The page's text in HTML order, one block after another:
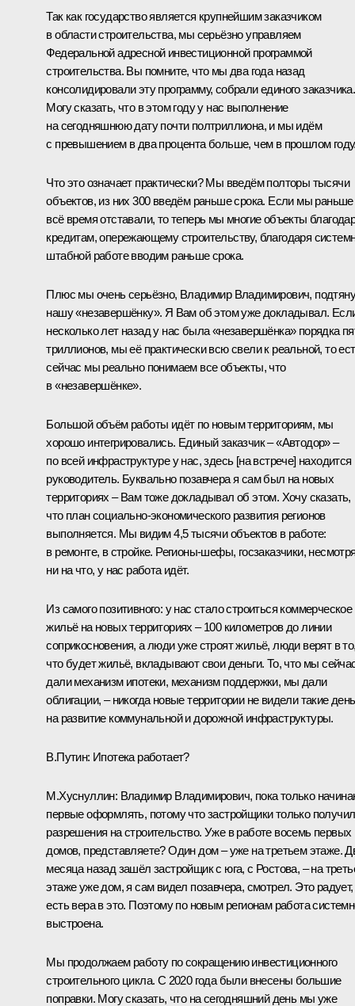
Так как государство является крупнейшим заказчиком
в области строительства, мы серьёзно управляем
Федеральной адресной инвестиционной программой
строительства. Вы помните, что мы два года назад
консолидировали эту программу, собрали единого заказчика.
Могу сказать, что в этом году у нас выполнение
на сегодняшнюю дату почти полтриллиона, и мы идём
с превышением в два процента больше, чем в прошлом
Что это означает практически? Мы введём полторы тысячи
объектов, из них 300 введём раньше срока. Если мы раньше
всё время отставали, то теперь мы многие объекты
кредитам, опережающему строительству, благодаря
штабной работе вводим раньше срока.
Плюс мы очень серьёзно, Владимир Владимирович,
нашу «незавершёнку». Я Вам об этом уже докладывал.
несколько лет назад у нас была «незавершёнка» порядка
триллионов, мы её практически всю свели к реальной, то
сейчас мы реально понимаем все объекты, что
в «незавершёнке».
Большой объём работы идёт по новым территориям, мы
хорошо интегрировались. Единый заказчик ‒ «Автодор» ‒
по всей инфраструктуре у нас, здесь [на встрече] находится
руководитель. Буквально позавчера я сам был на новых
территориях ‒ Вам тоже докладывал об этом. Хочу сказать,
что план социально-экономического развития регионов
выполняется. Мы видим 4,5 тысячи объектов в работе:
в ремонте, в стройке. Регионы-шефы, госзаказчики,
ни на что, у нас работа идёт.
Из самого позитивного: у нас стало строиться коммерческое
жильё на новых территориях ‒ 100 километров до линии
соприкосновения, а люди уже строят жильё, люди верят в
что будет жильё, вкладывают свои деньги. То, что мы
дали механизм ипотеки, механизм поддержки, мы дали
облигации, – никогда новые территории не видели такие
на развитие коммунальной и дорожной инфраструктуры.
В.Путин: Ипотека работает?
М.Хуснуллин: Владимир Владимирович, пока только
первые оформлять, потому что застройщики только
разрешения на строительство. Уже в работе восемь первых
домов, представляете? Один дом ‒ уже на третьем этаже.
месяца назад зашёл застройщик с юга, с Ростова, ‒ на
этаже уже дом, я сам видел позавчера, смотрел. Это радует,
есть вера в это. Поэтому по новым регионам работа
выстроена.
Мы продолжаем работу по сокращению инвестиционного
строительного цикла. С 2020 года были внесены большие
поправки. Могу сказать, что на сегодняшний день мы уже